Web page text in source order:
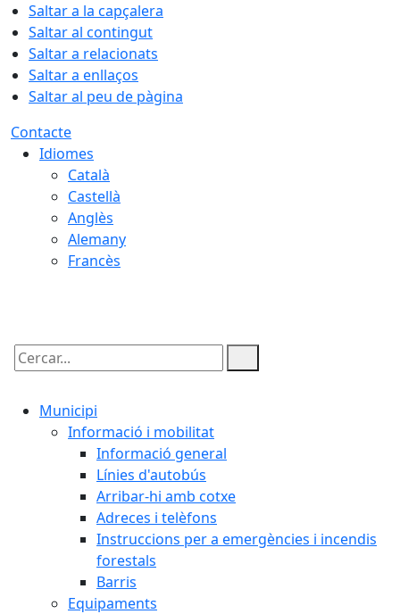
Saltar a la capçalera
Saltar al contingut
Saltar a relacionats
Saltar a enllaços
Saltar al peu de pàgina
Contacte
Idiomes
Català
Castellà
Anglès
Alemany
Francès
Cercar:
Municipi
Informació i mobilitat
Informació general
Línies d'autobús
Arribar-hi amb cotxe
Adreces i telèfons
Instruccions per a emergències i incendis
forestals
Barris
Equipaments